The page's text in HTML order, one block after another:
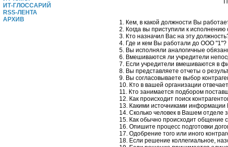
ИТ-ГЛОССАРИЙ
RSS-ЛЕНТА
АРХИВ
1. Кем, в какой должности Вы
2. Когда вы приступили к
3. Кто назначил Вас на эту
4. Где и кем Вы работали до ООО "1"?
5. Вы исполняли аналогичные
6. Вмешиваются ли учредители
7. Если учредители вмешиваются в
8. Вы представляете отчеты о
9. Вы согласовываете выбор
10. Кто в вашей организации
11. Кто занимается подбором
12. Как происходит поиск
13. Какими источниками информации
14. Сколько человек в Вашем отделе
15. Как обычно происходит общение
16. Опишите процесс подготовки
17. Одобрение того или иного
18. Если решение коллегиальное,